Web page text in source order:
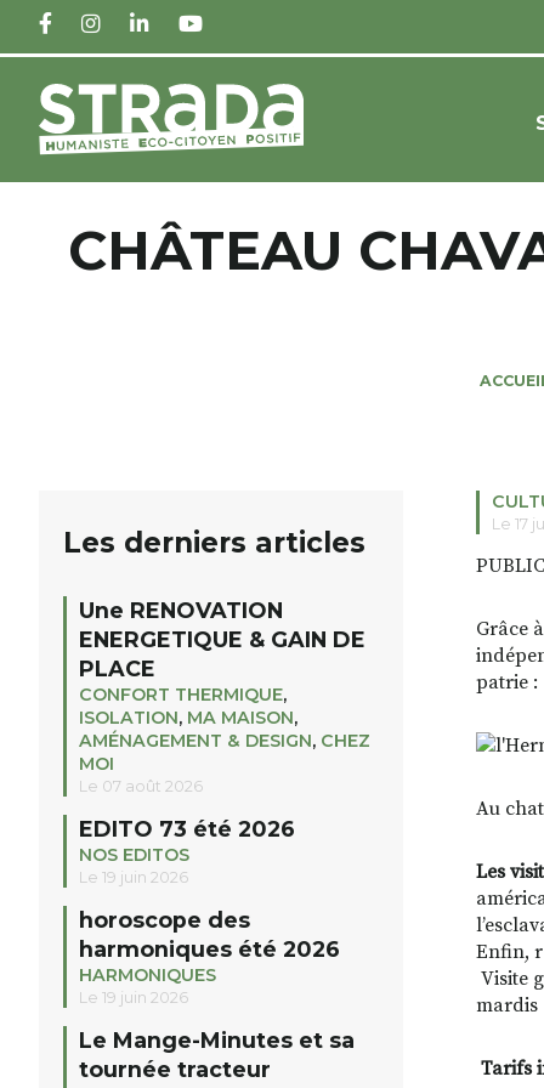
FACEBOOKINSTAGRAM
LINKEDINYOUTUBE
CHÂTEAU
Le 17
Grâce
patrie :
Au
Les
Enfin,
Visite
mardis
Tarifs
Les derniers articles
Une RENOVATION
ENERGETIQUE & GAIN DE
PLACE
CONFORT THERMIQUE,
ISOLATION, MA MAISON,
AMÉNAGEMENT & DESIGN, CHEZ
MOI
Le 07 août 2026
EDITO 73 été 2026
NOS EDITOS
Le 19 juin 2026
horoscope des
harmoniques été 2026
HARMONIQUES
Le 19 juin 2026
Le Mange-Minutes et sa
tournée tracteur